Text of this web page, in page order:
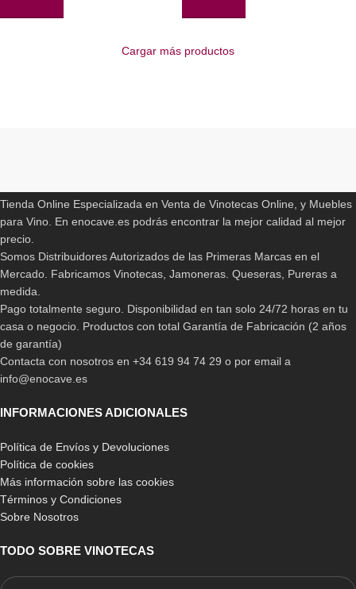
AÑADIR AL CARRITO AÑADIR AL CARRITO
Cargar más productos
Tienda Online Especializada en Venta de Vinotecas Online, y Muebles
para Vino. En enocave.es podrás encontrar la mejor calidad al mejor
precio.
Somos Distribuidores Autorizados de las Primeras Marcas en el
Mercado. Fabricamos Vinotecas, Jamoneras. Queseras, Pureras a
medida.
Pago totalmente seguro. Disponibilidad en tan solo 24/72 horas en tu
casa o negocio. Productos con total Garantía de Fabricación (2 años
de garantía)
Contacta con nosotros en +34 619 94 74 29 o por email a
info@enocave.es
INFORMACIONES ADICIONALES
Política de Envíos y Devoluciones
Política de cookies
Más información sobre las cookies
Términos y Condiciones
Sobre Nosotros
TODO SOBRE VINOTECAS